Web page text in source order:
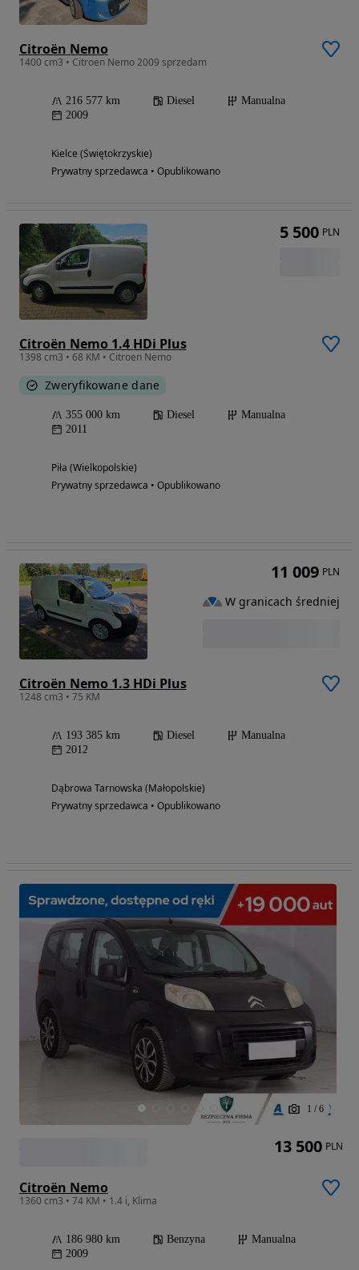
Citroën Nemo
1400 cm3 • Citroen Nemo 2009 sprzedam
216 577 km Diesel
Manualna
2009
Kielce (Świętokrzyskie)
Prywatny sprzedawca • Opublikowano
Citroën Nemo 1.4 HDi Plus
1398 cm3 • 68 KM • Citroen Nemo
Zweryfikowane dane
355 000 km Diesel
Manualna
2011
Piła (Wielkopolskie)
Prywatny sprzedawca • Opublikowano
5 500 PLN
Citroën Nemo 1.3 HDi Plus
1248 cm3 • 75 KM
193 385 km Diesel
Manualna
2012
Dąbrowa Tarnowska (Małopolskie)
Prywatny sprzedawca • Opublikowano
11 009 PLN
W granicach średniej
1 / 6
Citroën Nemo
1360 cm3 • 74 KM • 1.4 i, Klima
186 980 km Benzyna
Manualna
2009
13 500 PLN